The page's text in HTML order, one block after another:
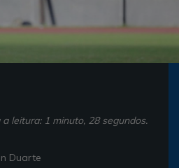
leitura: 1 minuto, 28 segundos.
Duarte